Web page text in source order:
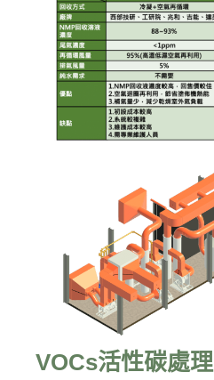
VOCs活性碳處理